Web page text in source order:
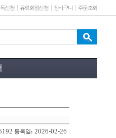
신청 유료회원신청 장바구니 주문조회
등록일: 2026-02-26